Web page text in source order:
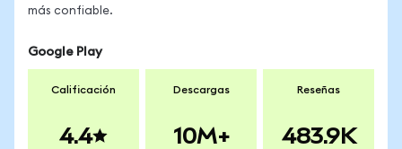
más confiable.
Google Play
Calificación
4.4
Descargas
10M+
Reseñas
483.9K